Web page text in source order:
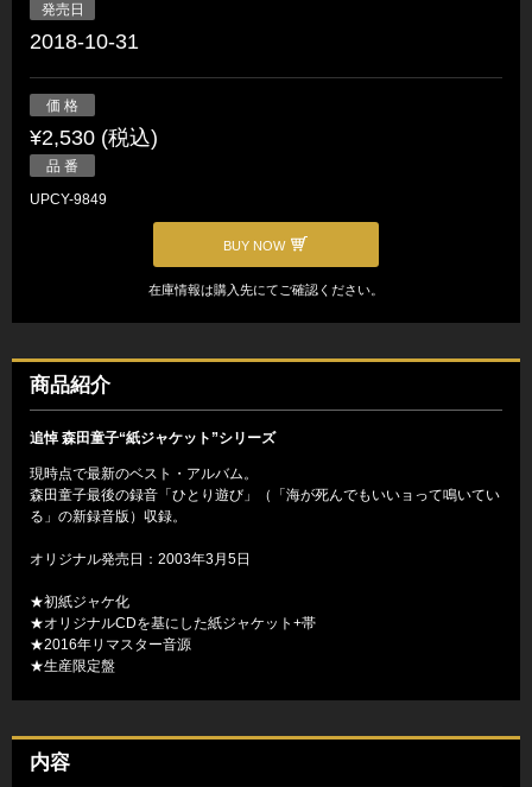
発売日
2018-10-31
価 格
¥2,530 (税込)
品 番
UPCY-9849
BUY NOW
在庫情報は購入先にてご確認ください。
商品紹介
追悼 森田童子“紙ジャケット”シリーズ
現時点で最新のベスト・アルバム。
森田童子最後の録音「ひとり遊び」（「海が死んでもいいョって鳴いてい
る」の新録音版）収録。
オリジナル発売日：2003年3月5日
★初紙ジャケ化
★オリジナルCDを基にした紙ジャケット+帯
★2016年リマスター音源
★生産限定盤
内容